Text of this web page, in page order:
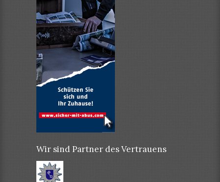
Wir sind Partner des Vertrauens